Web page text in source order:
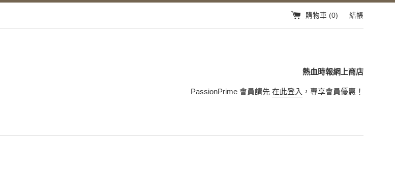
購物車 (0) 結帳
熱血時報網上商店
PassionPrime 會員請先 在此登入 ，專享會員優惠！